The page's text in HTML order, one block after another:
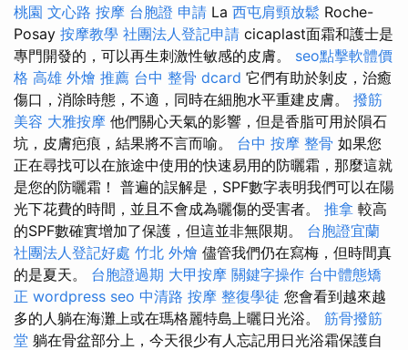
桃園 文心路 按摩 台胞證 申請 La 西屯肩頸放鬆 Roche-
Posay 按摩教學 社團法人登記申請 cicaplast面霜和護士是
專門開發的，可以再生刺激性敏感的皮膚。 seo點擊軟體價
格 高雄 外燴 推薦 台中 整骨 dcard 它們有助於剝皮，治癒
傷口，消除時態，不適，同時在細胞水平重建皮膚。 撥筋
美容 大雅按摩 他們關心天氣的影響，但是香脂可用於隕石
坑，皮膚疤痕，結果將不言而喻。 台中 按摩 整骨 如果您
正在尋找可以在旅途中使用的快速易用的防曬霜，那麼這就
是您的防曬霜！ 普遍的誤解是，SPF數字表明我們可以在陽
光下花費的時間，並且不會成為曬傷的受害者。 推拿 較高
的SPF數確實增加了保護，但這並非無限期。 台胞證宜蘭
社團法人登記好處 竹北 外燴 儘管我們仍在寫梅，但時間真
的是夏天。 台胞證過期 大甲按摩 關鍵字操作 台中體態矯
正 wordpress seo 中清路 按摩 整復學徒 您會看到越來越
多的人躺在海灘上或在瑪格麗特島上曬日光浴。 筋骨撥筋
堂 躺在骨盆部分上，今天很少有人忘記用日光浴霜保護自